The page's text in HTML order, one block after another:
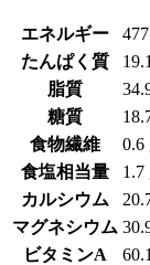
エネルギー
たんぱく質
脂質
糖質
食物繊維
0.6
食塩相当量
1.7
カルシウム
マグネシウム
ビタミンA